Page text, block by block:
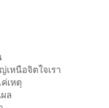
เหนือจิตใจเรา
เหตุ
ล